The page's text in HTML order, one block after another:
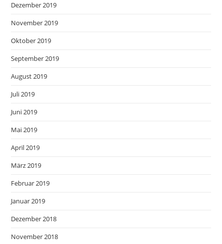
Dezember 2019
November 2019
Oktober 2019
September 2019
August 2019
Juli 2019
Juni 2019
Mai 2019
April 2019
März 2019
Februar 2019
Januar 2019
Dezember 2018
November 2018